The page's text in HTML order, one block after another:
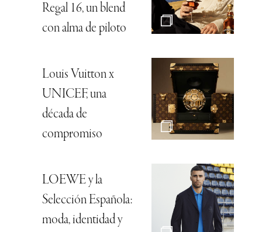
Regal 16, un blend
con alma de piloto
Louis Vuitton x
UNICEF, una
década de
compromiso
LOEWE y la
Selección Española:
moda, identidad y